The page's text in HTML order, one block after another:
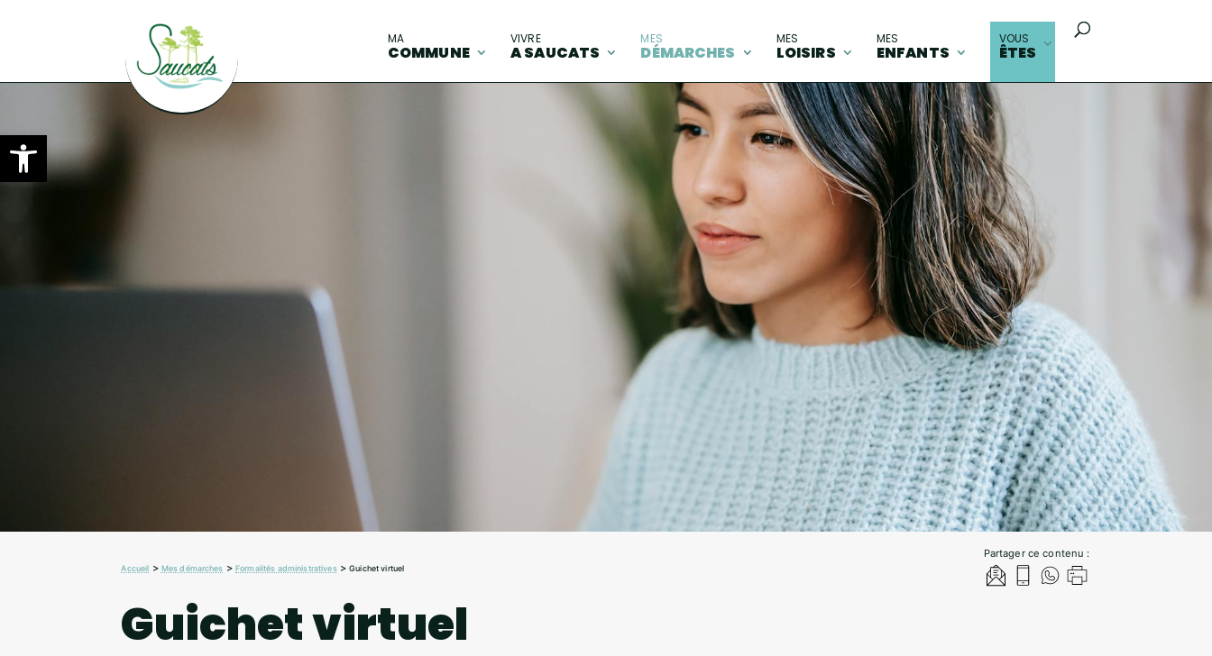
Ouvrir la barre d’outils
MA
COMMUNE
VIVRE
A SAUCATS
MES
DÉMARCHES
MES
LOISIRS
MES
ENFANTS
VOUS
ÊTES
Partager ce contenu :
Accueil > Mes démarches >Formalités administratives>Guichet virtuel
Guichet virtuel